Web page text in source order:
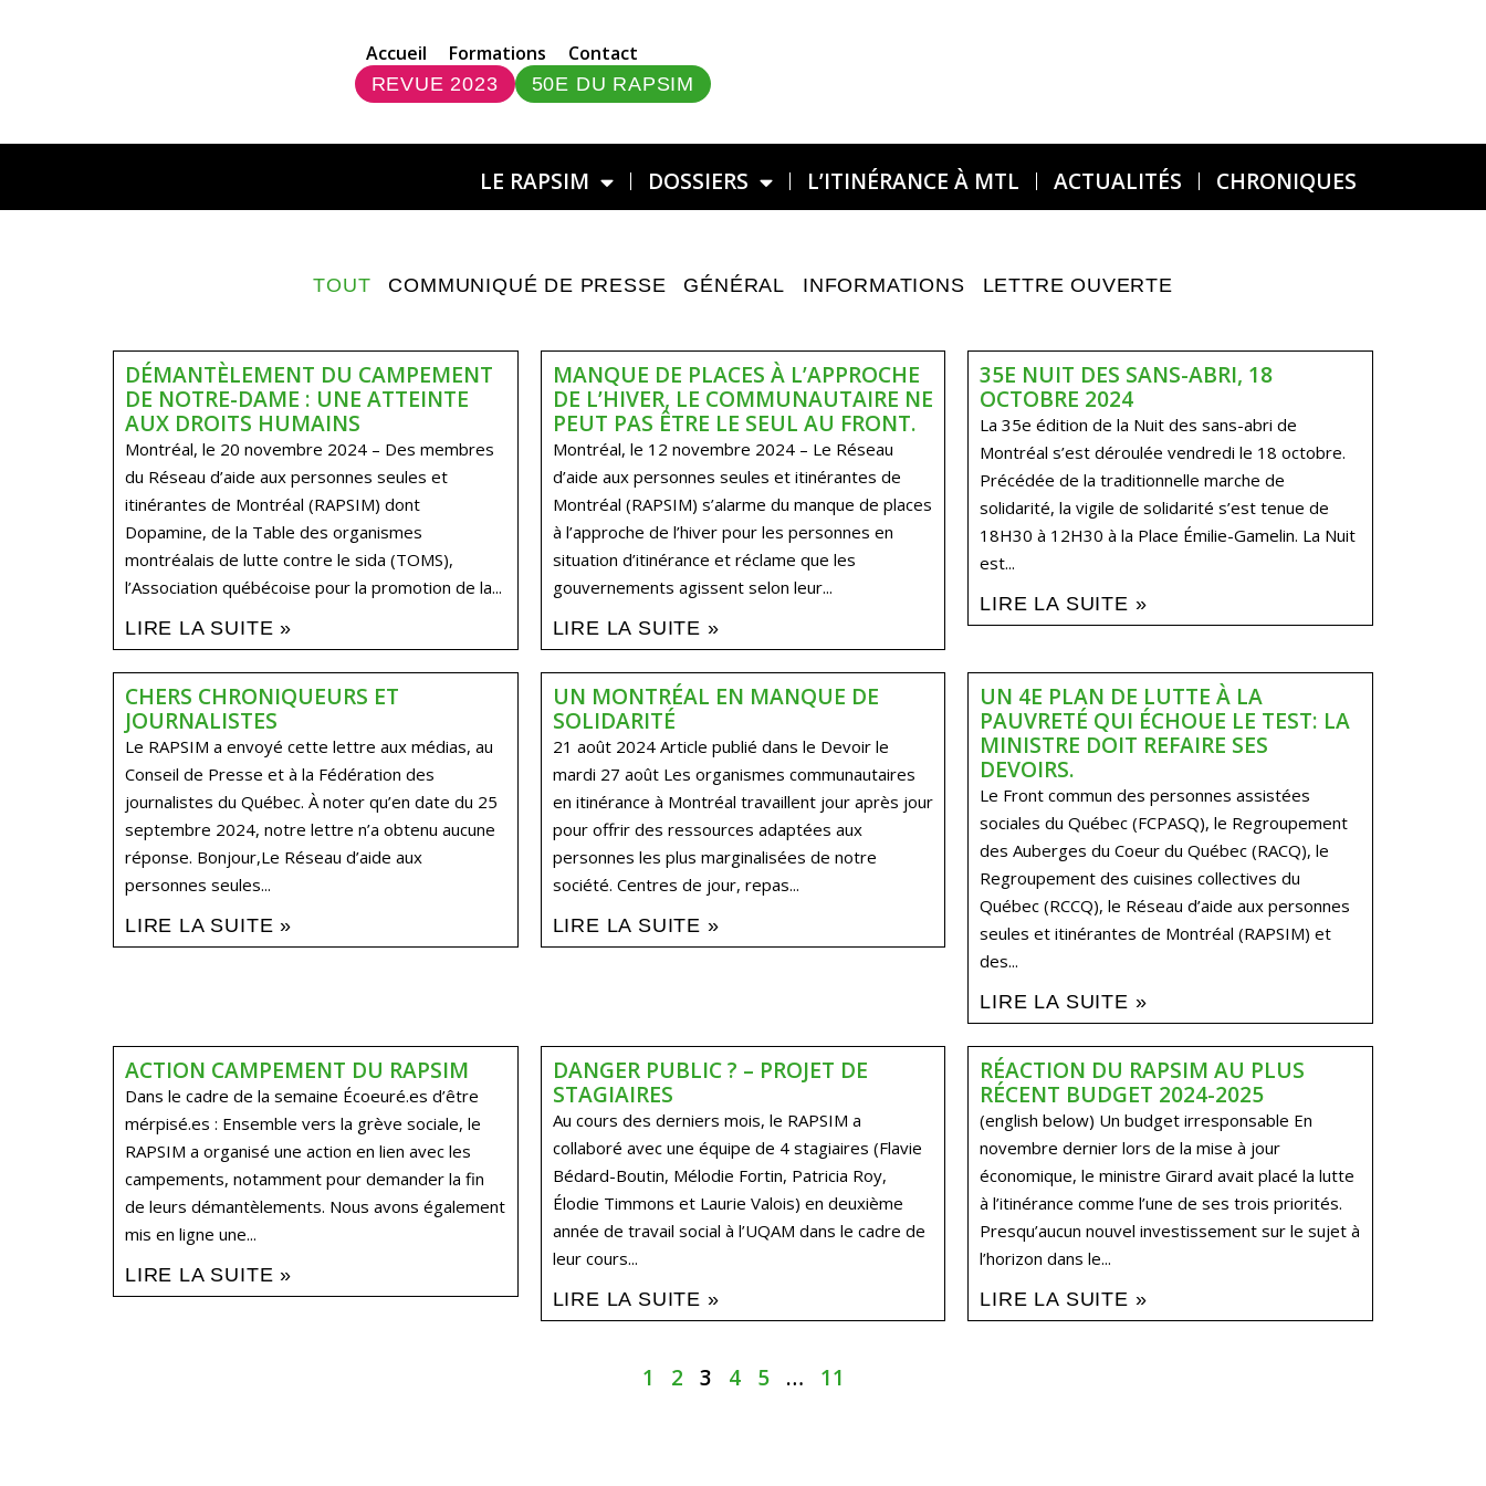
Accueil Formations Contact
REVUE 2023 50E DU RAPSIM
LE RAPSIM DOSSIERS L’ITINÉRANCE À MTL ACTUALITÉS CHRONIQUES
COMMUNIQUÉ DE PRESSE GÉNÉRAL INFORMATIONS LETTRE OUVERTE
TOUT
DÉMANTÈLEMENT DU CAMPEMENT
DE NOTRE-DAME : UNE ATTEINTE
AUX DROITS HUMAINS
Montréal, le 20 novembre 2024 – Des membres
du Réseau d’aide aux personnes seules et
itinérantes de Montréal (RAPSIM) dont
Dopamine, de la Table des organismes
montréalais de lutte contre le sida (TOMS),
l’Association québécoise pour la promotion de la...
LIRE LA SUITE »
MANQUE DE PLACES À L’APPROCHE
DE L’HIVER, LE COMMUNAUTAIRE NE
PEUT PAS ÊTRE LE SEUL AU FRONT.
Montréal, le 12 novembre 2024 – Le Réseau
d’aide aux personnes seules et itinérantes de
Montréal (RAPSIM) s’alarme du manque de places
à l’approche de l’hiver pour les personnes en
situation d’itinérance et réclame que les
gouvernements agissent selon leur...
LIRE LA SUITE »
35E NUIT DES SANS-ABRI, 18
OCTOBRE 2024
La 35e édition de la Nuit des sans-abri de
Montréal s’est déroulée vendredi le 18 octobre.
Précédée de la traditionnelle marche de
solidarité, la vigile de solidarité s’est tenue de
18H30 à 12H30 à la Place Émilie-Gamelin. La Nuit
est...
LIRE LA SUITE »
CHERS CHRONIQUEURS ET
JOURNALISTES
Le RAPSIM a envoyé cette lettre aux médias, au
Conseil de Presse et à la Fédération des
journalistes du Québec. À noter qu’en date du 25
septembre 2024, notre lettre n’a obtenu aucune
réponse. Bonjour,Le Réseau d’aide aux
personnes seules...
LIRE LA SUITE »
UN MONTRÉAL EN MANQUE DE
SOLIDARITÉ
21 août 2024 Article publié dans le Devoir le
mardi 27 août Les organismes communautaires
en itinérance à Montréal travaillent jour après jour
pour offrir des ressources adaptées aux
personnes les plus marginalisées de notre
société. Centres de jour, repas...
LIRE LA SUITE »
UN 4E PLAN DE LUTTE À LA
PAUVRETÉ QUI ÉCHOUE LE TEST: LA
MINISTRE DOIT REFAIRE SES
DEVOIRS.
Le Front commun des personnes assistées
sociales du Québec (FCPASQ), le Regroupement
des Auberges du Coeur du Québec (RACQ), le
Regroupement des cuisines collectives du
Québec (RCCQ), le Réseau d’aide aux personnes
seules et itinérantes de Montréal (RAPSIM) et
des...
LIRE LA SUITE »
ACTION CAMPEMENT DU RAPSIM
Dans le cadre de la semaine Écoeuré.es d’être
mérpisé.es : Ensemble vers la grève sociale, le
RAPSIM a organisé une action en lien avec les
campements, notamment pour demander la fin
de leurs démantèlements. Nous avons également
mis en ligne une...
LIRE LA SUITE »
DANGER PUBLIC ? – PROJET DE
STAGIAIRES
Au cours des derniers mois, le RAPSIM a
collaboré avec une équipe de 4 stagiaires (Flavie
Bédard-Boutin, Mélodie Fortin, Patricia Roy,
Élodie Timmons et Laurie Valois) en deuxième
année de travail social à l’UQAM dans le cadre de
leur cours...
LIRE LA SUITE »
RÉACTION DU RAPSIM AU PLUS
RÉCENT BUDGET 2024-2025
(english below) Un budget irresponsable En
novembre dernier lors de la mise à jour
économique, le ministre Girard avait placé la lutte
à l’itinérance comme l’une de ses trois priorités.
Presqu’aucun nouvel investissement sur le sujet à
l’horizon dans le...
LIRE LA SUITE »
1 2 3 4 5 … 11